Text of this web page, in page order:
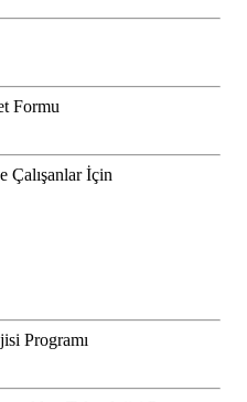
Formu
Çalışanlar İçin
Programı